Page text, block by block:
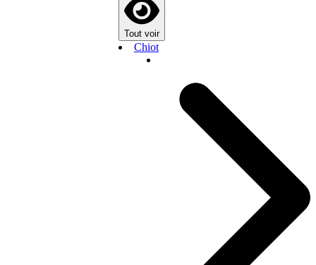
Tout voir
Chiot